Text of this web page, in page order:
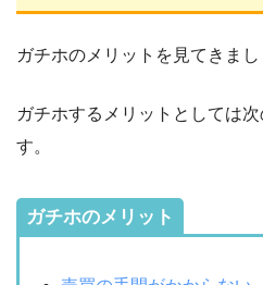
ガチホのメリットを見てきまし
ガチホするメリットとしては
す。
ガチホのメリット